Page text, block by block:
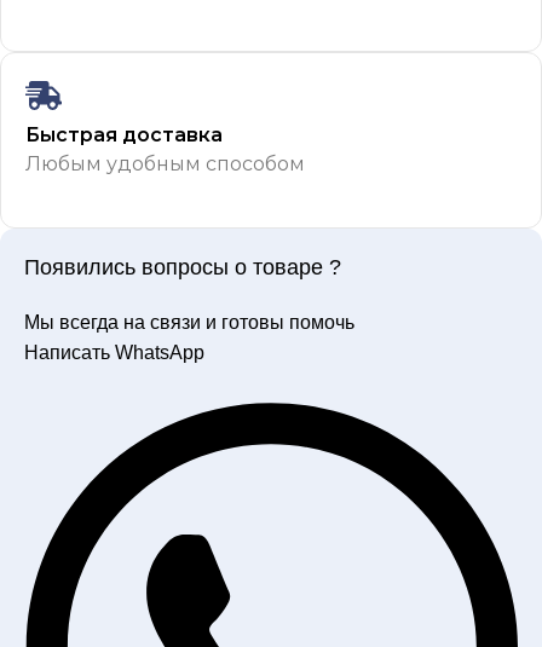
Быстрая доставка
Любым удобным способом
Появились вопросы о товаре ?
Мы всегда на связи и готовы помочь
Написать WhatsApp